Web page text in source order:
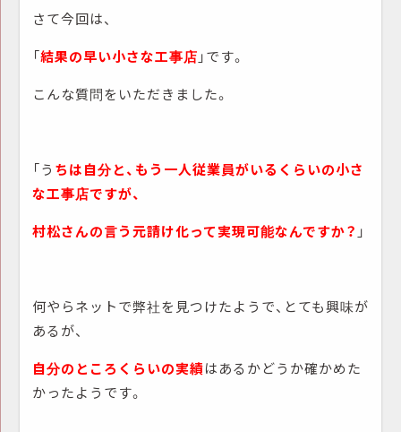
さて今回は、
「結果の早い小さな工事店 」です。
こんな質問をいただきました。
「う ちは自分と、もう一人従業員がいるくらいの小さ
な工事店ですが、
村松さんの言う元請け化って実現可能なんですか？ 」
何やらネットで弊社を見つけたようで、とても興味が
あるが、
自分のところくらいの実績はあるかどうか確かめた
かったようです。